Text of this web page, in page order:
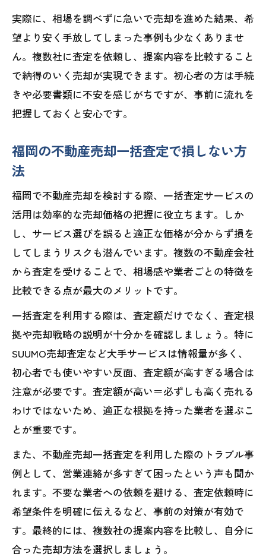
実際に、相場を調べずに急いで売却を進めた結果、希
望より安く手放してしまった事例も少なくありませ
ん。複数社に査定を依頼し、提案内容を比較すること
で納得のいく売却が実現できます。初心者の方は手続
きや必要書類に不安を感じがちですが、事前に流れを
把握しておくと安心です。
福岡の不動産売却一括査定で損しない方
法
福岡で不動産売却を検討する際、一括査定サービスの
活用は効率的な売却価格の把握に役立ちます。しか
し、サービス選びを誤ると適正な価格が分からず損を
してしまうリスクも潜んでいます。複数の不動産会社
から査定を受けることで、相場感や業者ごとの特徴を
比較できる点が最大のメリットです。
一括査定を利用する際は、査定額だけでなく、査定根
拠や売却戦略の説明が十分かを確認しましょう。特に
SUUMO売却査定など大手サービスは情報量が多く、
初心者でも使いやすい反面、査定額が高すぎる場合は
注意が必要です。査定額が高い＝必ずしも高く売れる
わけではないため、適正な根拠を持った業者を選ぶこ
とが重要です。
また、不動産売却一括査定を利用した際のトラブル事
例として、営業連絡が多すぎて困ったという声も聞か
れます。不要な業者への依頼を避ける、査定依頼時に
希望条件を明確に伝えるなど、事前の対策が有効で
す。最終的には、複数社の提案内容を比較し、自分に
合った売却方法を選択しましょう。